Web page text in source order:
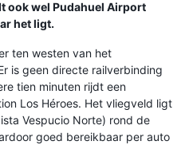
ook wel Pudahuel Airport
het ligt.
ten westen van het
is geen directe railverbinding
tien minuten rijdt een
Los Héroes. Het vliegveld ligt
Vespucio Norte) rond de
goed bereikbaar per auto